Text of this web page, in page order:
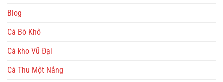
Blog
Cá Bò Khô
Cá kho Vũ Đại
Cá Thu Một Nắng